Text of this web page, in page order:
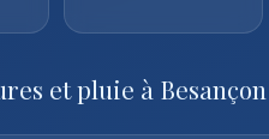
et pluie à